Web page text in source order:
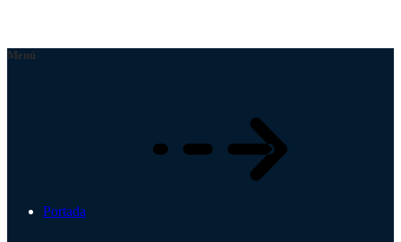
Menú
Portada